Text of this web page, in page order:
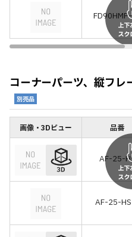
コーナーパーツ、縦フ
別売品
画像・3Dビュー 品番
AF-25-
AF-25-